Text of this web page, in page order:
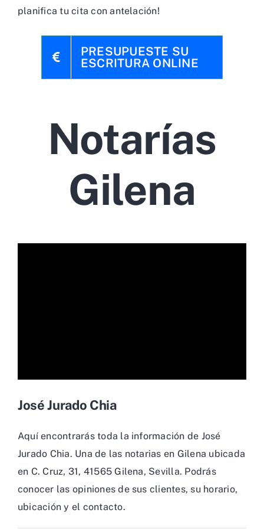
planifica tu cita con antelación!
PRESUPUESTE SU
ESCRITURA ONLINE
Notarías
Gilena
José Jurado Chia
Aquí encontrarás toda la información de José
Jurado Chia. Una de las notarias en Gilena ubicada
en C. Cruz, 31, 41565 Gilena, Sevilla. Podrás
conocer las opiniones de sus clientes, su horario,
ubicación y el contacto.